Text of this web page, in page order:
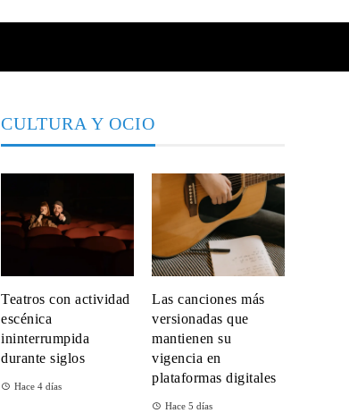
CULTURA Y OCIO
Teatros con actividad
escénica
ininterrumpida
durante siglos
Hace 4 días
Las canciones más
versionadas que
mantienen su
vigencia en
plataformas digitales
Hace 5 días